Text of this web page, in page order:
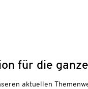
für die
aktuellen